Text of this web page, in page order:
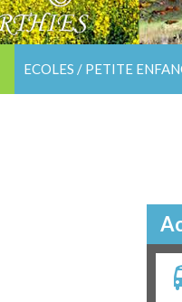
ECOLES / PETITE